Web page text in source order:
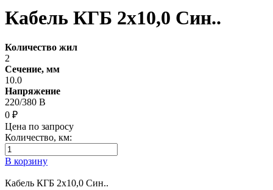
Кабель КГБ 2х10,0 Син..
Количество жил
2
Сечение, мм
10.0
Напряжение
220/380 В
0 ₽
Цена по запросу
Количество, км:
В корзину
Кабель КГБ 2х10,0 Син..